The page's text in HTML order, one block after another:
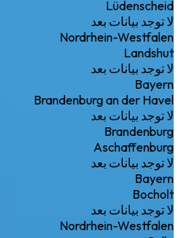
Lüdenscheid
لا توجد بيانات بعد
Nordrhein-Westfalen
Landshut
لا توجد بيانات بعد
Bayern
Brandenburg an der Havel
لا توجد بيانات بعد
Brandenburg
Aschaffenburg
لا توجد بيانات بعد
Bayern
Bocholt
لا توجد بيانات بعد
Nordrhein-Westfalen